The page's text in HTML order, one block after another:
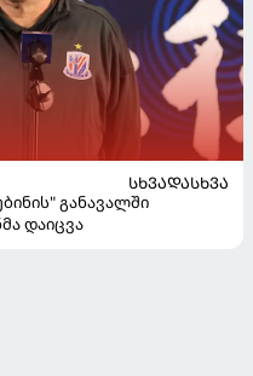
ᲡᲮᲕᲐᲓᲐᲡᲮᲕᲐ
განავალში
დაიცვა